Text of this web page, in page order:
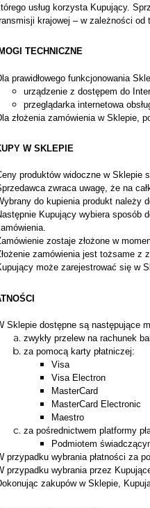
usług korzysta Kupujący.
krajowej – w zależności od
TECHNICZNE
prawidłowego funkcjonowania
urządzenie z dostępem do
przeglądarka internetowa
złożenia zamówienia w Sklepie,
W SKLEPIE
produktów widoczne w Sklepie
zwraca uwagę, że na
do kupienia produkt należy
Kupujący wybiera sposób
zostaje złożone w
zamówienia jest tożsame z
może zarejestrować się w
Sklepie dostępne są następujące
zwykły przelew na rachunek
za pomocą karty płatniczej:
Visa
Visa Electron
MasterCard
MasterCard Electronic
Maestro
za pośrednictwem platformy
Podmiotem
przypadku wybrania płatności za
przypadku wybrania przez
zakupów w Sklepie,